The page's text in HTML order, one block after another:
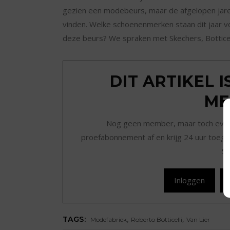
gezien een modebeurs, maar de afgelopen
vinden. Welke schoenenmerken staan dit
deze beurs? We spraken met Skechers,
DIT ARTIKEL
Nog geen member, maar toch
proefabonnement af en krijg 24 uur
Inloggen
TAGS: Modefabriek, Roberto Botticelli,Van Lier